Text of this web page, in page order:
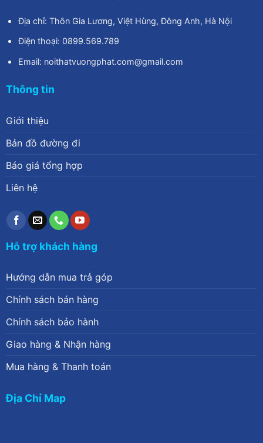
Địa chỉ: Thôn Gia Lương, Việt Hùng, Đông Anh, Hà Nội
Điện thoại: 0899.569.789
Email: noithatvuongphat.com@gmail.com
Thông tin
Giới thiệu
Bản đồ đường đi
Báo giá tổng hợp
Liên hệ
Hỗ trợ khách hàng
Hướng dẫn mua trả góp
Chính sách bán hàng
Chính sách bảo hành
Giao hàng & Nhận hàng
Mua hàng & Thanh toán
Địa Chỉ Map